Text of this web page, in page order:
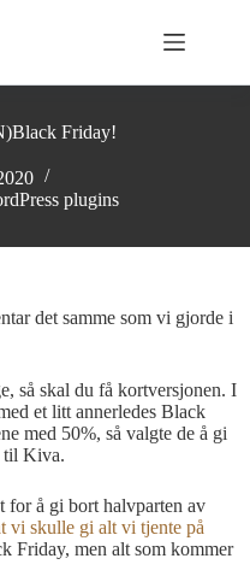
Friday!
plugins
det samme som vi gjorde i
så skal du få kortversjonen. I
et litt annerledes Black
med 50%, så valgte de å gi
til Kiva.
for å gi bort halvparten av
vi skulle gi alt vi tjente på
Friday, men alt som kommer